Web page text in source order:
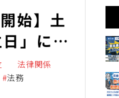
始】土
」に指
ポイ
法律関係
法務